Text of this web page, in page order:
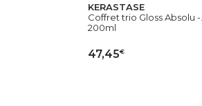
KERASTASE
Coffret trio Gloss Absolu -...
200ml
47,45€